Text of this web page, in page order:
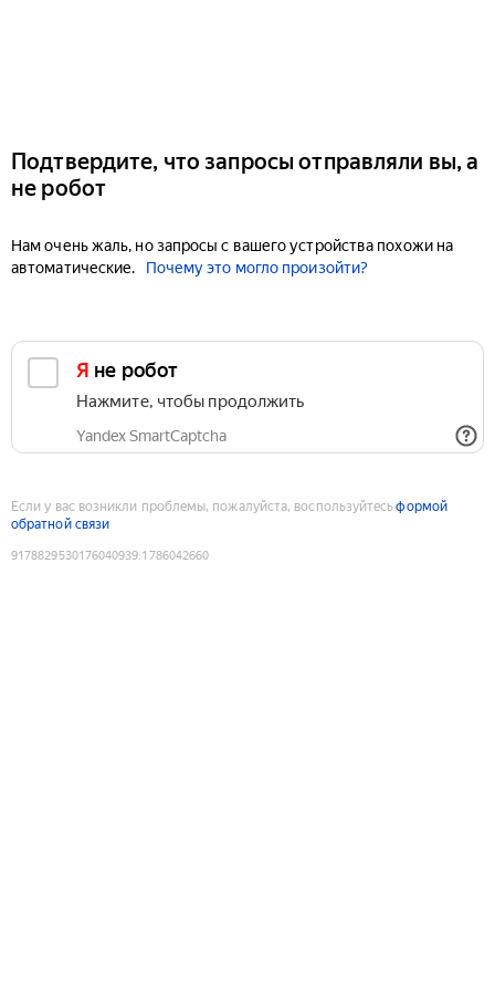
Подтвердите, что запросы отправляли вы, а
не робот
Нам очень жаль, но запросы с вашего устройства похожи на
автоматические.
Почему это могло произойти?
Я не робот
Нажмите, чтобы продолжить
Yandex SmartCaptcha
Если у вас возникли проблемы, пожалуйста, воспользуйтесьформой
обратной связи
9178829530176040939:1786042660